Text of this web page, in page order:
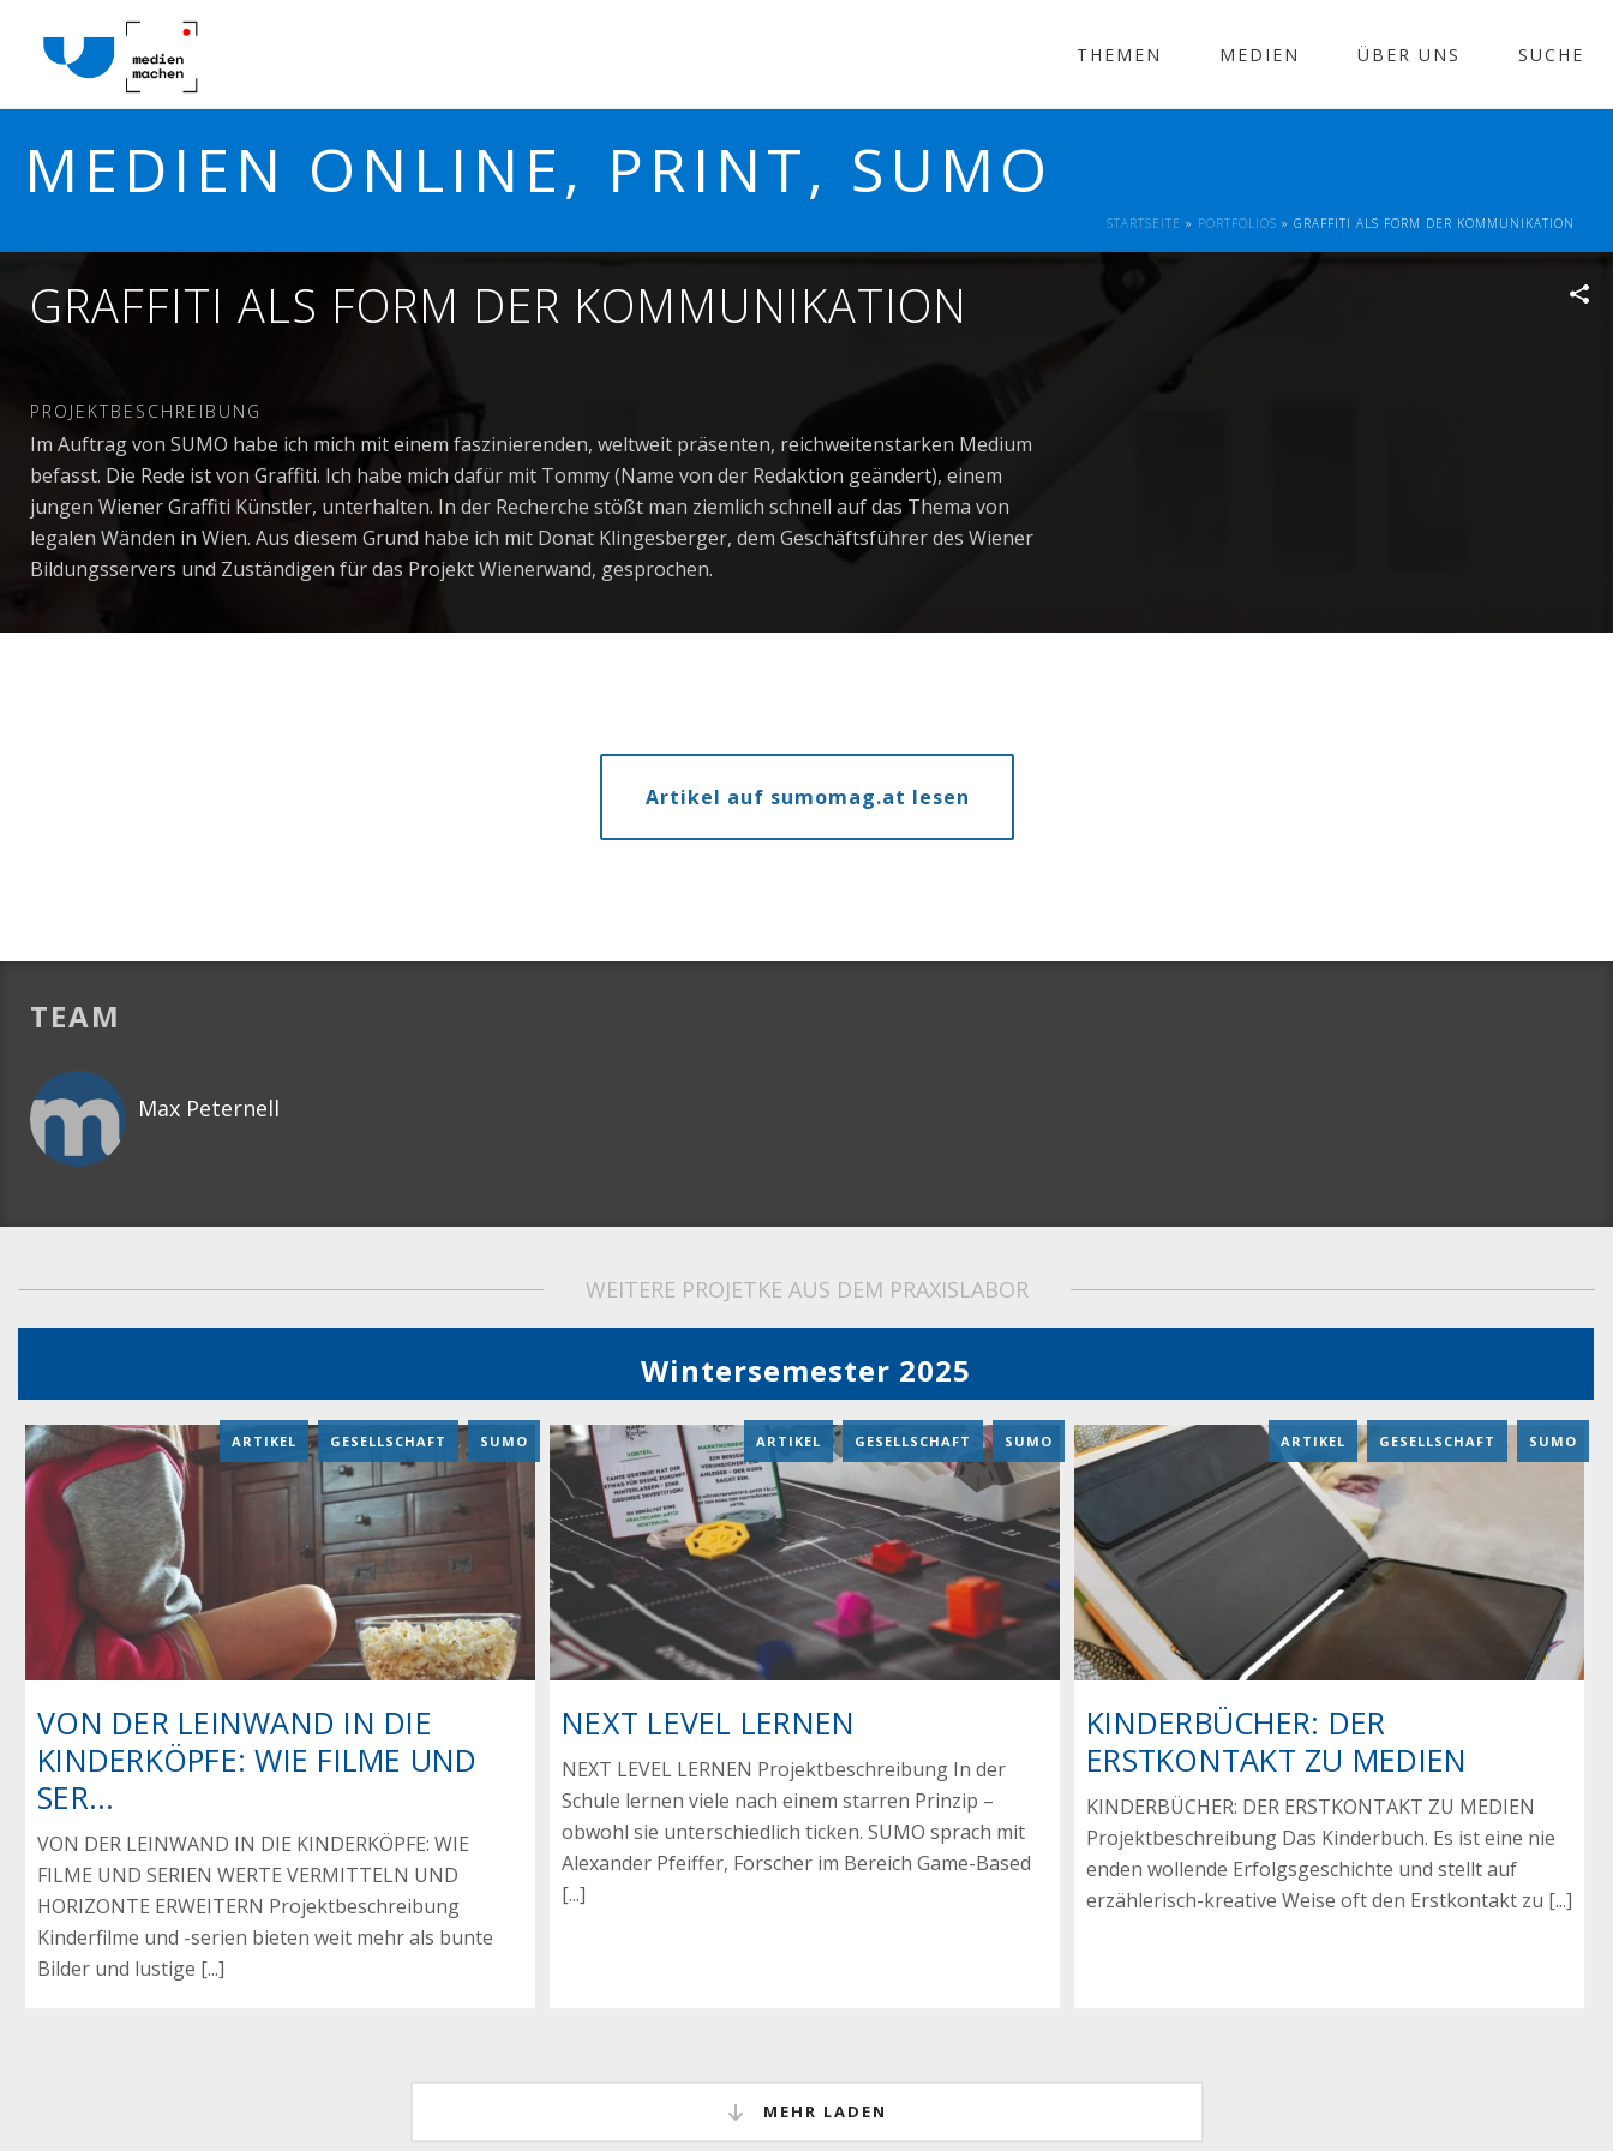
THEMEN MEDIEN ÜBER UNS SUCHE
MEDIEN ONLINE, PRINT, SUMO
STARTSEITE » PORTFOLIOS » GRAFFITI ALS FORM DER KOMMUNIKATION
GRAFFITI ALS FORM DER KOMMUNIKATION
PROJEKTBESCHREIBUNG
Im Auftrag von SUMO habe ich mich mit einem faszinierenden, weltweit präsenten, reichweitenstarken Medium
befasst. Die Rede ist von Graffiti. Ich habe mich dafür mit Tommy (Name von der Redaktion geändert), einem
jungen Wiener Graffiti Künstler, unterhalten. In der Recherche stößt man ziemlich schnell auf das Thema von
legalen Wänden in Wien. Aus diesem Grund habe ich mit Donat Klingesberger, dem Geschäftsführer des Wiener
Bildungsservers und Zuständigen für das Projekt Wienerwand, gesprochen.
Artikel auf sumomag.at lesen
TEAM
Max Peternell
WEITERE PROJETKE AUS DEM PRAXISLABOR
Wintersemester 2025
VON DER LEINWAND IN DIE
KINDERKÖPFE: WIE FILME UND
SER...
ARTIKEL , GESELLSCHAFT , SUMO
VON DER LEINWAND IN DIE KINDERKÖPFE: WIE
FILME UND SERIEN WERTE VERMITTELN UND
HORIZONTE ERWEITERN Projektbeschreibung
Kinderfilme und -serien bieten weit mehr als bunte
Bilder und lustige [...]
NEXT LEVEL LERNEN
ARTIKEL , GESELLSCHAFT , SUMO
NEXT LEVEL LERNEN Projektbeschreibung In der
Schule lernen viele nach einem starren Prinzip –
obwohl sie unterschiedlich ticken. SUMO sprach mit
Alexander Pfeiffer, Forscher im Bereich Game-Based
[...]
KINDERBÜCHER: DER
ERSTKONTAKT ZU MEDIEN
ARTIKEL , GESELLSCHAFT , SUMO
KINDERBÜCHER: DER ERSTKONTAKT ZU MEDIEN
Projektbeschreibung Das Kinderbuch. Es ist eine nie
enden wollende Erfolgsgeschichte und stellt auf
erzählerisch-kreative Weise oft den Erstkontakt zu [...]
MEHR LADEN